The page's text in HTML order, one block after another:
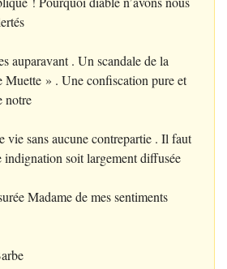
auparavant . Un scandale de la
Muette » . Une confiscation pure et
notre
vie sans aucune contrepartie . Il faut
indignation soit largement diffusée
Madame de mes sentiments